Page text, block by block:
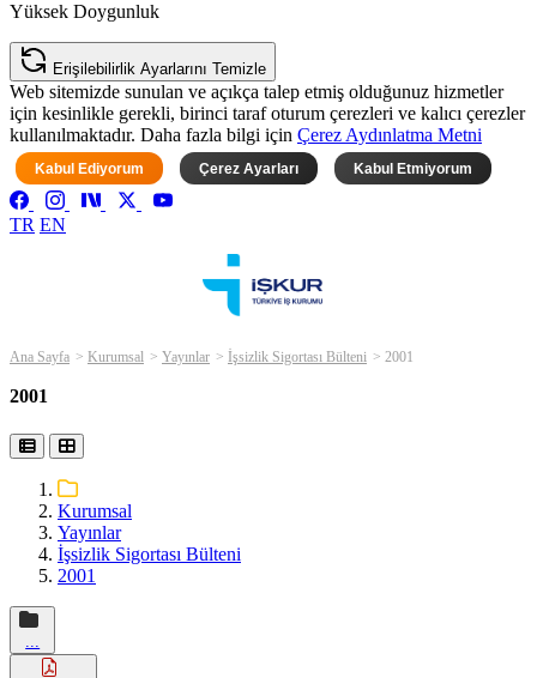
Yüksek Doygunluk
Erişilebilirlik Ayarlarını Temizle
Web sitemizde sunulan ve açıkça talep etmiş olduğunuz hizmetler
için kesinlikle gerekli, birinci taraf oturum çerezleri ve kalıcı çerezler
kullanılmaktadır. Daha fazla bilgi için Çerez Aydınlatma Metni
Kabul Ediyorum Çerez Ayarları Kabul Etmiyorum
TR EN
Ana Sayfa Kurumsal Yayınlar İşsizlik Sigortası Bülteni 2001
2001
Kurumsal
Yayınlar
İşsizlik Sigortası Bülteni
2001